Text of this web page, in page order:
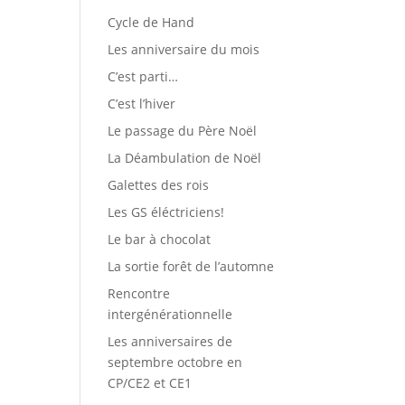
Cycle de Hand
Les anniversaire du mois
C’est parti…
C’est l’hiver
Le passage du Père Noël
La Déambulation de Noël
Galettes des rois
Les GS éléctriciens!
Le bar à chocolat
La sortie forêt de l’automne
Rencontre
intergénérationnelle
Les anniversaires de
septembre octobre en
CP/CE2 et CE1